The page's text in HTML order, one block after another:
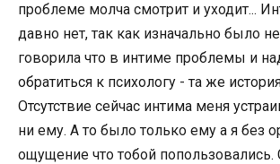
проблеме молча смотрит и уходит...
давно нет, так как изначально было
говорила что в интиме проблемы и
обратиться к психологу - та же
Отсутствие сейчас интима меня
ни ему. А то было только ему а я без
ощущение что тобой попользовались.